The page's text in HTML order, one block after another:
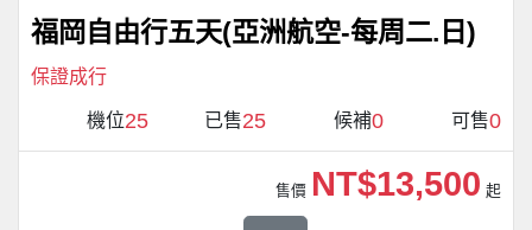
福岡自由行五天(亞洲航空-每周二.日)
保證成行
機位25 已售25 候補0 可售0
售價 NT$13,500 起